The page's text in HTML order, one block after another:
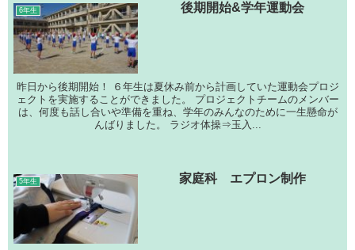
6年生 後期開始&学年運動会
昨日から後期開始！ ６年生は夏休み前から計画していた運動会プロジ
ェクトを実施することができました。 プロジェクトチームのメンバー
は、何度も話し合いや準備を重ね、学年のみんなのために一生懸命が
んばりました。 ラジオ体操⇒玉入...
5年生 家庭科 エプロン制作